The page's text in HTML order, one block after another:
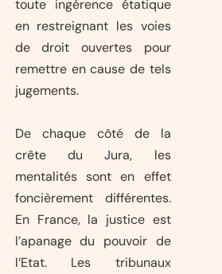
toute ingérence étatique
en restreignant les voies
de droit ouvertes pour
remettre en cause de tels
jugements.
De chaque côté de la
crête du Jura, les
mentalités sont en effet
foncièrement différentes.
En France, la justice est
l’apanage du pouvoir de
l’Etat. Les tribunaux